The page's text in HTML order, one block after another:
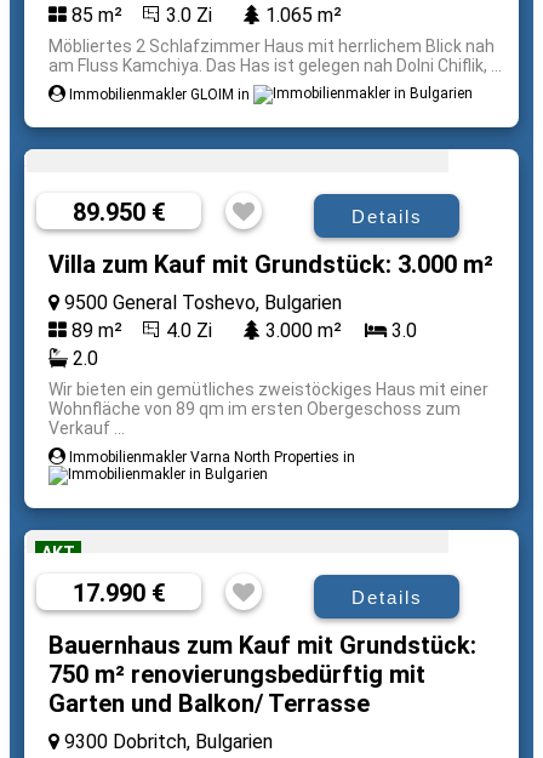
85 m²
3.0 Zi 1.065 m²
Möbliertes 2 Schlafzimmer Haus mit herrlichem Blick nah
am Fluss Kamchiya. Das Has ist gelegen nah Dolni Chiflik, ...
Immobilienmakler GLOIM in
89.950 € Details
Villa zum Kauf mit Grundstück: 3.000 m²
9500 General Toshevo, Bulgarien
89 m²
4.0 Zi 3.000 m²
3.0
2.0
Wir bieten ein gemütliches zweistöckiges Haus mit einer
Wohnfläche von 89 qm im ersten Obergeschoss zum
Verkauf ...
Immobilienmakler Varna North Properties in
AKT
17.990 € Details
Bauernhaus zum Kauf mit Grundstück:
750 m² renovierungsbedürftig mit
Garten und Balkon/ Terrasse
9300 Dobritch, Bulgarien